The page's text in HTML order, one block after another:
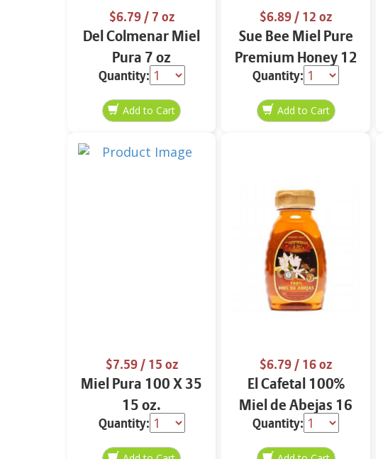
$6.79/ 7 oz
Del Colmenar Miel
Pura 7 oz
Quantity:
$6.89/ 12 oz
Sue Bee Miel Pure
Premium Honey 12
oz
Quantity:
$7.59/ 15 oz
Miel Pura 100 X 35
15 oz.
Quantity:
$6.79/ 16 oz
El Cafetal 100%
Miel de Abejas 16
oz
Quantity: